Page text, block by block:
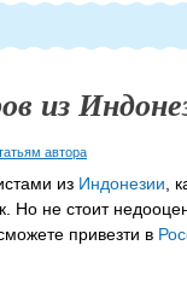
из
автора
из Индонезии ,
Но не стоит
привезти в